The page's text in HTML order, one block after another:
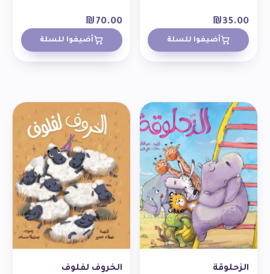
₪35.00
أضيفوا للسلة
₪ 70.00
أضيفوا للسلة
الزحلوقة الخروف لفلوف